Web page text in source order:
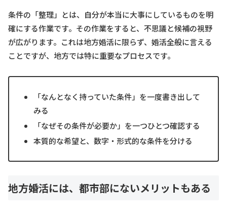
条件の「整理」とは、自分が本当に大事にしているものを明
確にする作業です。その作業をすると、不思議と候補の視野
が広がります。これは地方婚活に限らず、婚活全般に言える
ことですが、地方では特に重要なプロセスです。
「なんとなく持っていた条件」を一度書き出して
みる
「なぜその条件が必要か」を一つひとつ確認する
本質的な希望と、数字・形式的な条件を分ける
地方婚活には、都市部にないメリットもある